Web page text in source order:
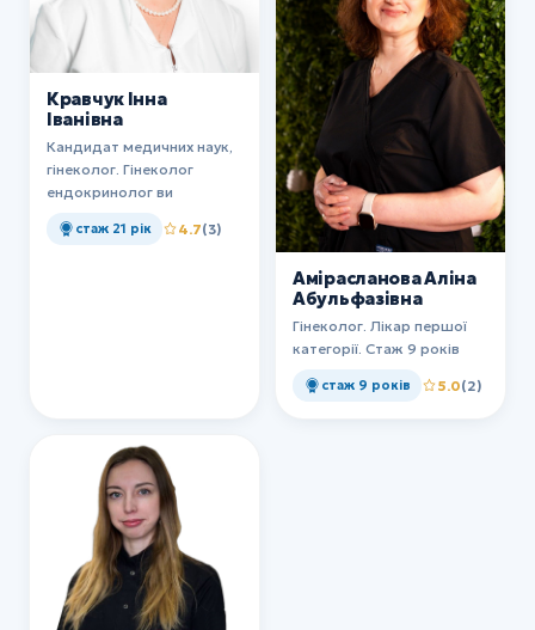
Кравчук Інна
Іванівна
Кандидат медичних наук,
гінеколог. Гінеколог
ендокринолог ви
стаж 21 рік 4.7(3)
Амірасланова Аліна
Абульфазівна
Гінеколог. Лікар першої
категорії. Стаж 9 років
стаж 9 років 5.0(2)